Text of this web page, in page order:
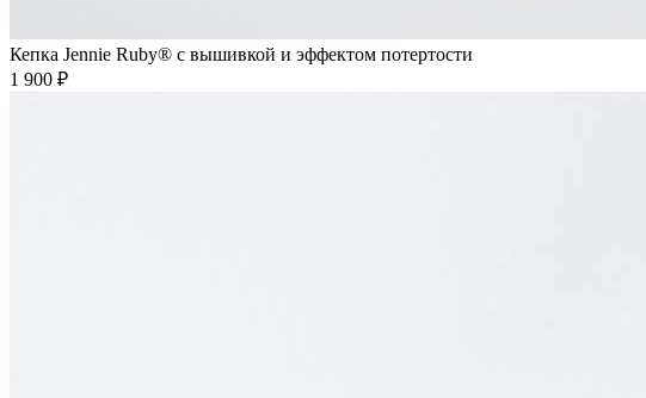
Кепка Jennie Ruby® с вышивкой и эффектом потертости
1 900 ₽